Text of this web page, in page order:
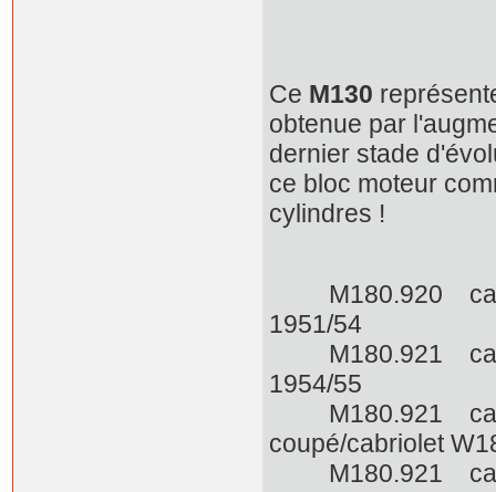
Ce M130
obtenue par
dernier stade
ce bloc moteur
cylindres !
M180.920
1951/54
M180.921
1954/55
M180.921
coupé/cabriolet
M180.921